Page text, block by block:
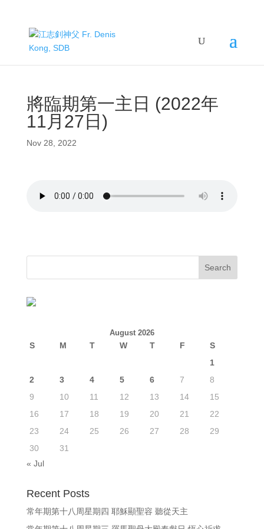
將臨期第一主日 (2022年
11月27日)
Nov 28, 2022
August 2026
S M T W T F
S
1
2
3 4 5 6 7
8
9
10 11 12 13 14
15
16
17 18 19 20 21
22
23
24 25 26 27 28
29
30
31
« Jul
Recent Posts
常年期第十八周星期四 耶穌顯聖容 聽從天主